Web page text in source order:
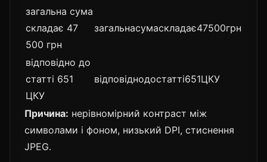
загальна сума
складає 47
500 грн
загальнасумаскладає47500грн
відповідно до
статті 651
ЦКУ
відповіднодостатті651ЦКУ
Причина: нерівномірний контраст між
символами і фоном, низький DPI, стиснення
JPEG.